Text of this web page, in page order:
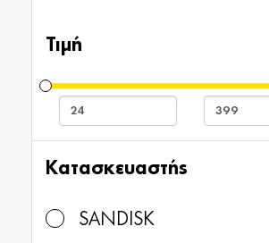
Τιμή
Κατασκευαστής
SANDISK